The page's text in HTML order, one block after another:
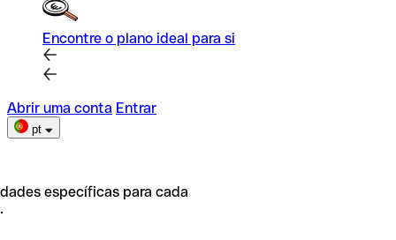
Encontre o plano ideal para si
Abrir uma conta Entrar
pt
específicas para cada